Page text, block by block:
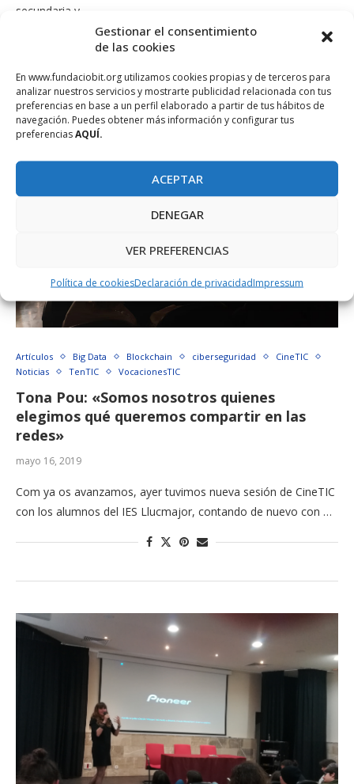
Gestionar el consentimiento
de las cookies
En www.fundaciobit.org utilizamos cookies propias y de terceros para
analizar nuestros servicios y mostrarte publicidad relacionada con tus
preferencias en base a un perfil elaborado a partir de tus hábitos de
navegación. Puedes obtener más información y configurar tus
preferenciasAQUÍ.
ACEPTAR
DENEGAR
VER PREFERENCIAS
Política de cookiesDeclaración de privacidadImpressum
secundaria y …
Artículos Big Data Blockchain ciberseguridad
CineTIC
Noticias
TenTIC VocacionesTIC
Tona Pou: «Somos nosotros quienes
elegimos qué queremos compartir en las
redes»
mayo 16, 2019
Com ya os avanzamos, ayer tuvimos nueva sesión de CineTIC
con los alumnos del IES Llucmajor, contando de nuevo con …